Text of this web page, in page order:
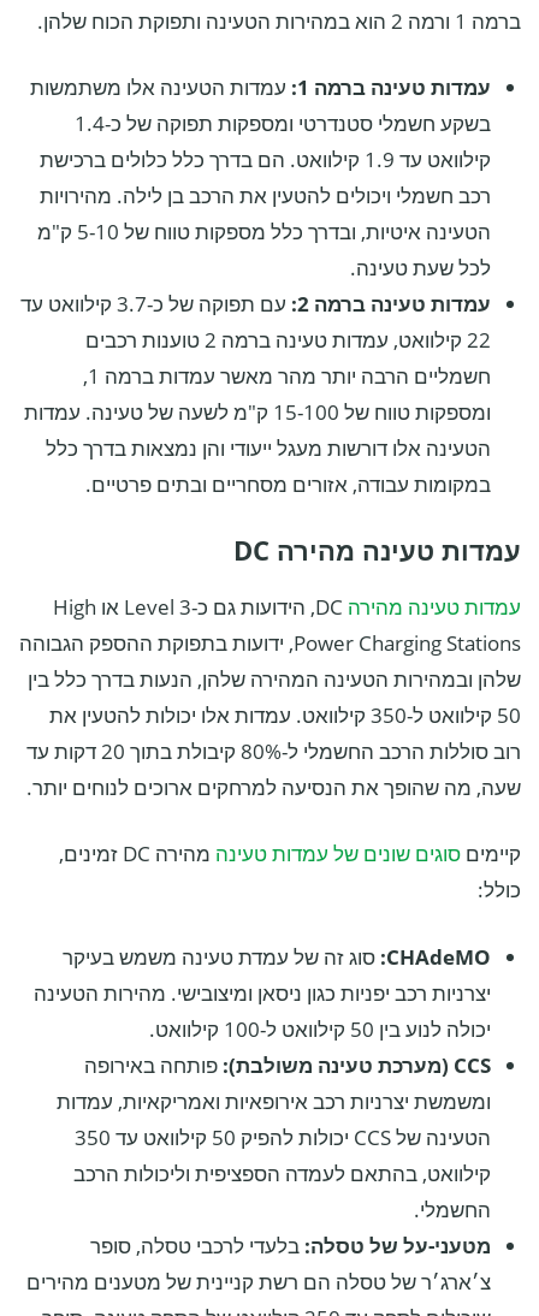
ברמה 1 ורמה 2 הוא במהירות הטעינה ותפוקת הכוח שלהן.
עמדות טעינה ברמה 1:
עמדות הטעינה אלו משתמשות
בשקע חשמלי סטנדרטי ומספקות תפוקה של כ-1.4
קילוואט עד 1.9 קילוואט. הם בדרך כלל כלולים ברכישת
רכב חשמלי ויכולים להטעין את הרכב בן לילה. מהירויות
הטעינה איטיות, ובדרך כלל מספקות טווח של 5-10 ק"מ
לכל שעת טעינה.
עמדות טעינה ברמה 2:
עם תפוקה של כ-3.7 קילוואט עד
22 קילוואט, עמדות טעינה ברמה 2 טוענות רכבים
חשמליים הרבה יותר מהר מאשר עמדות ברמה 1,
ומספקות טווח של 15-100 ק"מ לשעה של טעינה. עמדות
הטעינה אלו דורשות מעגל ייעודי והן נמצאות בדרך כלל
במקומות עבודה, אזורים מסחריים ובתים פרטיים.
עמדות טעינה מהירה DC
עמדות טעינה מהירה
DC, הידועות גם כ-Level 3 או High
Power Charging Stations, ידועות בתפוקת ההספק הגבוהה
שלהן ובמהירות הטעינה המהירה שלהן, הנעות בדרך כלל בין
50 קילוואט ל-350 קילוואט. עמדות אלו יכולות להטעין את
רוב סוללות הרכב החשמלי ל-80% קיבולת בתוך 20 דקות עד
שעה, מה שהופך את הנסיעה למרחקים ארוכים לנוחים יותר.
קיימים סוגים שונים של עמדות טעינה
מהירה DC זמינים,
כולל:
CHAdeMO: סוג זה של עמדת טעינה משמש בעיקר
יצרניות רכב יפניות כגון ניסאן ומיצובישי. מהירות הטעינה
יכולה לנוע בין 50 קילוואט ל-100 קילוואט.
CCS (מערכת טעינה משולבת):
פותחה באירופה
ומשמשת יצרניות רכב אירופאיות ואמריקאיות, עמדות
הטעינה של CCS יכולות להפיק 50 קילוואט עד 350
קילוואט, בהתאם לעמדה הספציפית וליכולות הרכב
החשמלי.
מטעני-על של טסלה: בלעדי לרכבי טסלה, סופר
צ׳ארג׳ר של טסלה הם רשת קניינית של מטענים מהירים